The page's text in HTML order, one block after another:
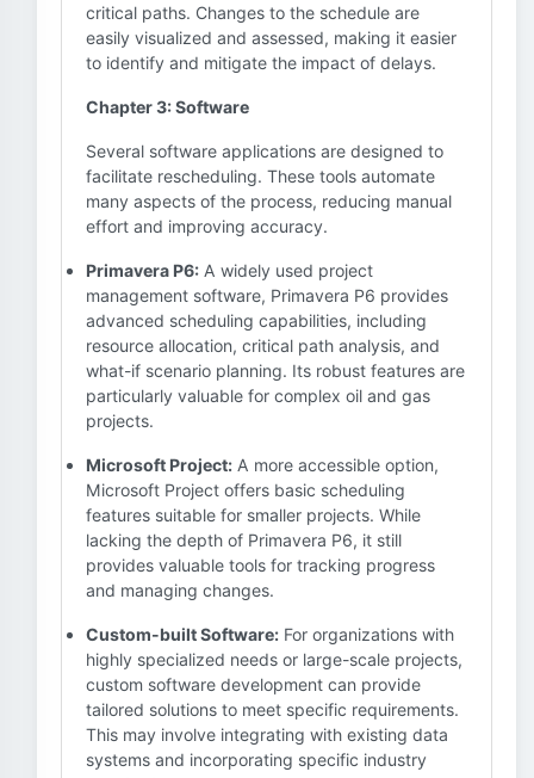
critical paths. Changes to the schedule are
easily visualized and assessed, making it easier
to identify and mitigate the impact of delays.
Chapter 3: Software
Several software applications are designed to
facilitate rescheduling. These tools automate
many aspects of the process, reducing manual
effort and improving accuracy.
Primavera P6: A widely used project
management software, Primavera P6 provides
advanced scheduling capabilities, including
resource allocation, critical path analysis, and
what-if scenario planning. Its robust features are
particularly valuable for complex oil and gas
projects.
Microsoft Project: A more accessible option,
Microsoft Project offers basic scheduling
features suitable for smaller projects. While
lacking the depth of Primavera P6, it still
provides valuable tools for tracking progress
and managing changes.
Custom-built Software: For organizations with
highly specialized needs or large-scale projects,
custom software development can provide
tailored solutions to meet specific requirements.
This may involve integrating with existing data
systems and incorporating specific industry